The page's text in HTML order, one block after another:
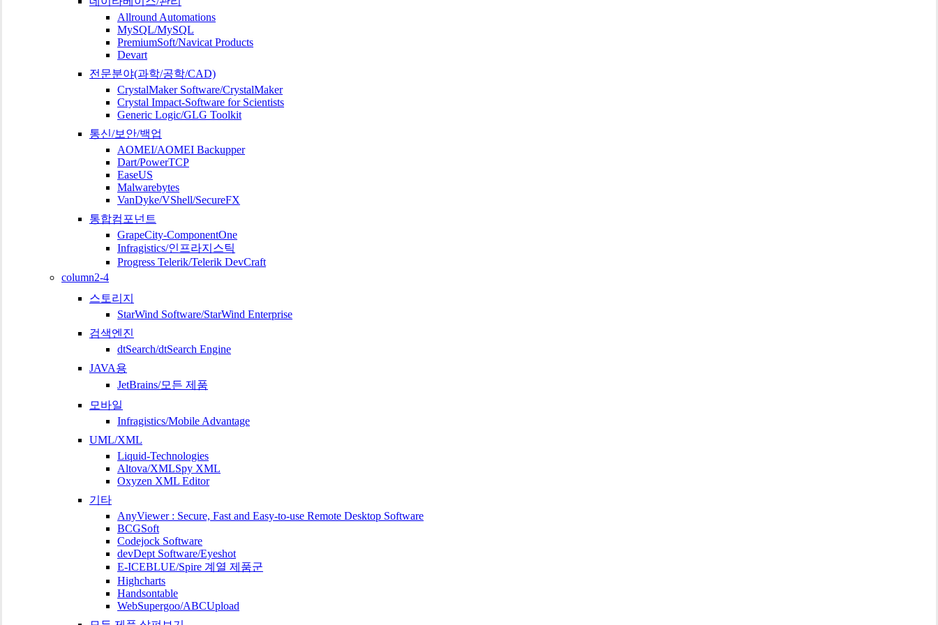
Allround Automations
MySQL/MySQL
PremiumSoft/Navicat Products
Devart
전문분야(과학/공학/CAD)
CrystalMaker Software/CrystalMaker
Crystal Impact-Software for Scientists
Generic Logic/GLG Toolkit
통신/보안/백업
AOMEI/AOMEI Backupper
Dart/PowerTCP
EaseUS
Malwarebytes
VanDyke/VShell/SecureFX
통합컴포넌트
GrapeCity-ComponentOne
Infragistics/인프라지스틱
Progress Telerik/Telerik DevCraft
column2-4
스토리지
StarWind Software/StarWind Enterprise
검색엔진
dtSearch/dtSearch Engine
JAVA용
JetBrains/모든 제품
모바일
Infragistics/Mobile Advantage
UML/XML
Liquid-Technologies
Altova/XMLSpy XML
Oxyzen XML Editor
기타
AnyViewer : Secure, Fast and Easy-to-use Remote Desktop Software
BCGSoft
Codejock Software
devDept Software/Eyeshot
E-ICEBLUE/Spire 계열 제품군
Highcharts
Handsontable
WebSupergoo/ABCUpload